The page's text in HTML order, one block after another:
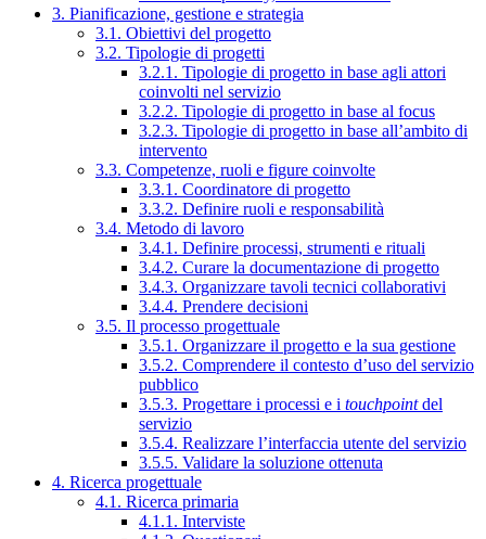
3. Pianificazione, gestione e strategia
3.1. Obiettivi del progetto
3.2. Tipologie di progetti
3.2.1. Tipologie di progetto in base agli attori
coinvolti nel servizio
3.2.2. Tipologie di progetto in base al focus
3.2.3. Tipologie di progetto in base all’ambito di
intervento
3.3. Competenze, ruoli e figure coinvolte
3.3.1. Coordinatore di progetto
3.3.2. Definire ruoli e responsabilità
3.4. Metodo di lavoro
3.4.1. Definire processi, strumenti e rituali
3.4.2. Curare la documentazione di progetto
3.4.3. Organizzare tavoli tecnici collaborativi
3.4.4. Prendere decisioni
3.5. Il processo progettuale
3.5.1. Organizzare il progetto e la sua gestione
3.5.2. Comprendere il contesto d’uso del servizio
pubblico
3.5.3. Progettare i processi e i touchpointdel
servizio
3.5.4. Realizzare l’interfaccia utente del servizio
3.5.5. Validare la soluzione ottenuta
4. Ricerca progettuale
4.1. Ricerca primaria
4.1.1. Interviste